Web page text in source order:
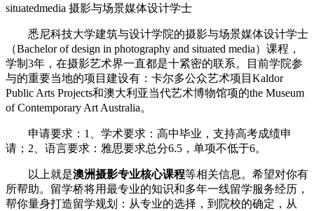
situatedmedia 摄影与场景媒体设计学士
悉尼科技大学建筑与设计学院的摄影与场景媒体设计学士
（Bachelor of design in photography and situated media）课程，
学制3年，在摄影艺术界一直都是十紧密的联系。目前学院参
与的重要当地的项目建设有：卡尔多公众艺术项目Kaldor
Public Arts Projects和澳大利亚当代艺术博物馆项的the Museum
of Contemporary Art Australia。
申请要求：1、学术要求：高中毕业，支持高考成绩申
请；2、语言要求：雅思要求总分6.5，单项不低于6。
以上就是澳洲摄影专业核心课程等相关信息。希望对你有
所帮助。留学桥将用最专业的知识和多年一线留学服务经历，
帮你量身打造留学规划：从专业的选择，到院校的确定，从